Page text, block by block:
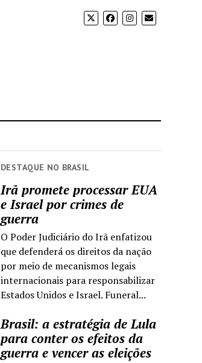
DESTAQUE NO BRASIL
Irã promete processar EUA
e Israel por crimes de
guerra
O Poder Judiciário do Irã enfatizou
que defenderá os direitos da nação
por meio de mecanismos legais
internacionais para responsabilizar
Estados Unidos e Israel. Funeral...
Brasil: a estratégia de Lula
para conter os efeitos da
guerra e vencer as eleições